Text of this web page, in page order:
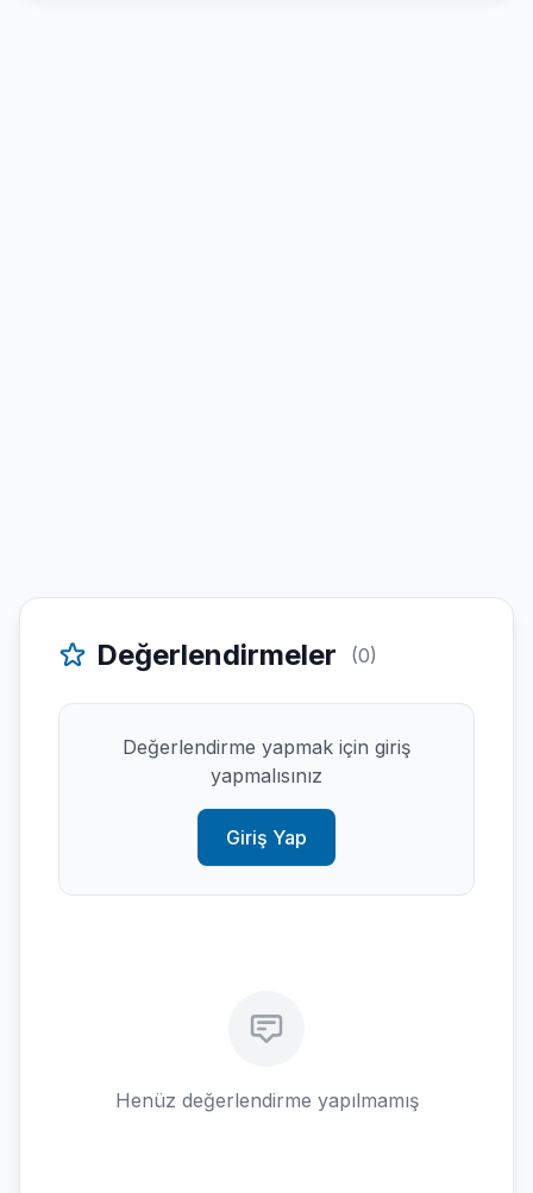
Değerlendirmeler (0)
Değerlendirme yapmak için giriş
yapmalısınız
Giriş Yap
Henüz değerlendirme yapılmamış